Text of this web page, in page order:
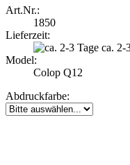
Art.Nr.:
1850
Lieferzeit:
ca. 2-
Model:
Colop Q12
Abdruckfarbe: